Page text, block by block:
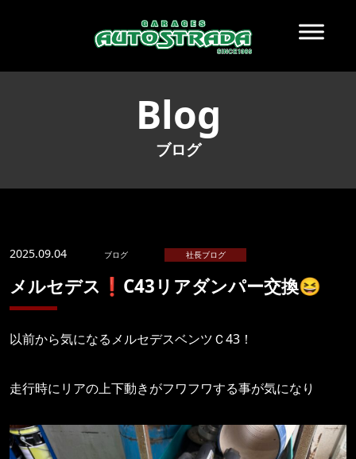
Blog
ブログ
2025.09.04 ブログ 社長ブログ
メルセデス❗️C43リアダンパー交換😆
以前から気になるメルセデスベンツＣ43！
走行時にリアの上下動きがフワフワする事が気になり